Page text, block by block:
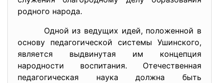
родного народа.
Одной из ведущих идей, положенной в
основу педагогической системы Ушинского,
является выдвинутая им концепция
народности воспитания. Отечественная
педагогическая наука должна быть